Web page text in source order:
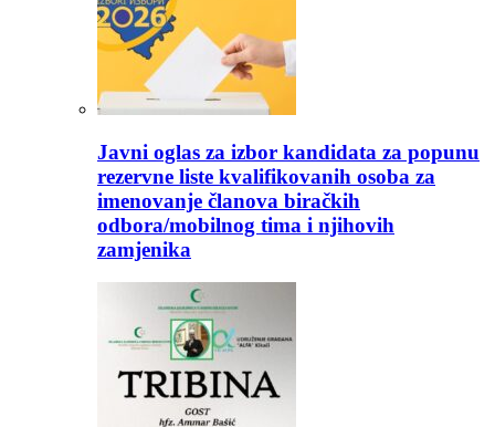
Javni oglas za izbor kandidata za popunu
rezervne liste kvalifikovanih osoba za
imenovanje članova biračkih
odbora/mobilnog tima i njihovih
zamjenika